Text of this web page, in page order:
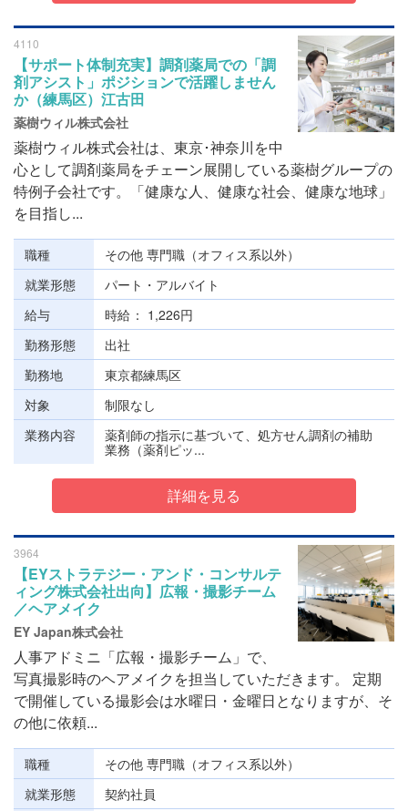
4110
【サポート体制充実】調剤薬局での「調
剤アシスト」ポジションで活躍しません
か（練馬区）江古田
薬樹ウィル株式会社
薬樹ウィル株式会社は、東京･神奈川を中
心として調剤薬局をチェーン展開している薬樹グループの
特例子会社です。「健康な人、健康な社会、健康な地球」
を目指し...
職種
その他 専門職（オフィス系以外）
就業形態
パート・アルバイト
給与
時給
1,226円
勤務形態
出社
勤務地
東京都練馬区
対象
制限なし
業務内容
薬剤師の指示に基づいて、処方せん調剤の補助
業務（薬剤ピッ...
詳細を見る
3964
【EYストラテジー・アンド・コンサルテ
ィング株式会社出向】広報・撮影チーム
／ヘアメイク
EY Japan株式会社
人事アドミニ「広報・撮影チーム」で、
写真撮影時のヘアメイクを担当していただきます。 定期
で開催している撮影会は水曜日・金曜日となりますが、そ
の他に依頼...
職種
その他 専門職（オフィス系以外）
就業形態
契約社員